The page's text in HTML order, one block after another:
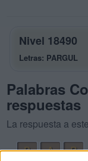
Nivel 18490
Letras: PARGUL
Palabras
respuestas
La respuesta a
P
A
R